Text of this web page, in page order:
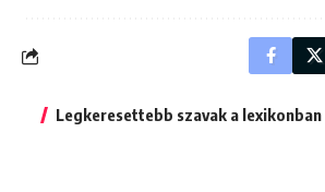
Legkeresettebb szavak a lexikonban